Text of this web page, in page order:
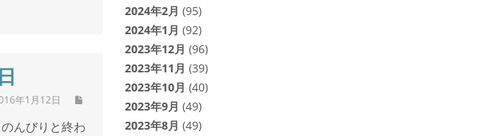
年1月12日
んびりと終わ
2024年2月 (95)
2024年1月 (92)
2023年12月 (96)
2023年11月 (39)
2023年10月 (40)
2023年9月 (49)
2023年8月 (49)